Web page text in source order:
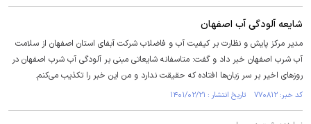
شایعه آلودگی آب اصفهان
مدیر مرکز پایش و نظارت بر کیفیت آب و فاضلاب شرکت آبفای استان اصفهان از سلامت
آب شرب اصفهان خبر داد و گفت: متاسفانه شایعاتی مبنی بر آلودگی آب شرب اصفهان در
روز‌های اخیر بر سر زبان‌ها افتاده که حقیقت ندارد و من این خبر را تکذیب می‌کنم.
کد خبر: ۷۷۰۸۱۲ تاریخ انتشار : ۱۴۰۱/۰۲/۲۱